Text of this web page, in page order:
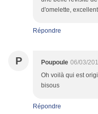
d'omelette,
Répondre
P Poupoule 06/03/
Oh voilà qui est
bisous
Répondre